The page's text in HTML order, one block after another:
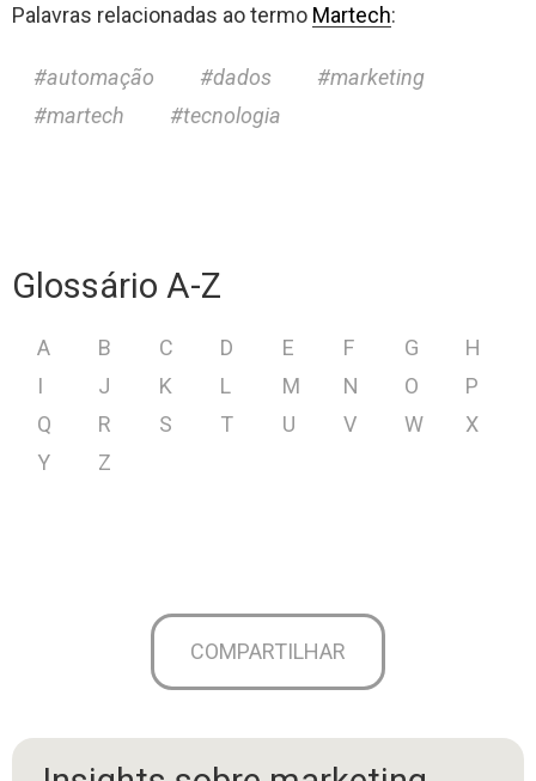
Palavras relacionadas ao termo Martech:
automação dados
marketing
martech
tecnologia
Glossário A-Z
A B C D E F G
H
I
J K L M N O
P
Q
R S T U V W
X
Y
Z
COMPARTILHAR